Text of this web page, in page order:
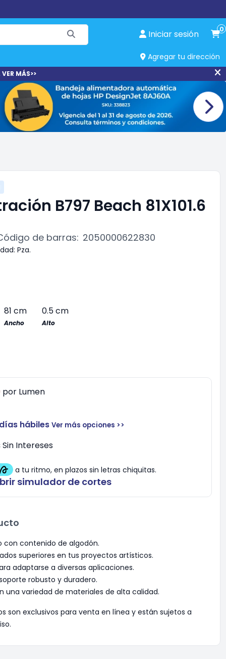
Iniciar sesión 0
Agregar tu dirección
MÁS>>
B797 Beach 81X101.6
de barras: 2050000622830
Pza.
81 cm 0.5 cm
Ancho Alto
por Lumen
hábiles Ver más opciones >>
Intereses
simulador de cortes
con contenido de algodón.
superiores en tus proyectos artísticos.
adaptarse a diversas aplicaciones.
robusto y duradero.
una variedad de materiales de alta calidad.
son exclusivos para venta en línea y están sujetos a